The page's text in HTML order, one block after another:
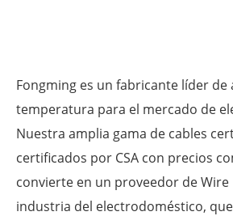
Fongming es un fabricante líder de
temperatura para el mercado de
Nuestra amplia gama de cables
certificados por CSA con precios
convierte en un proveedor de
industria del electrodoméstico,